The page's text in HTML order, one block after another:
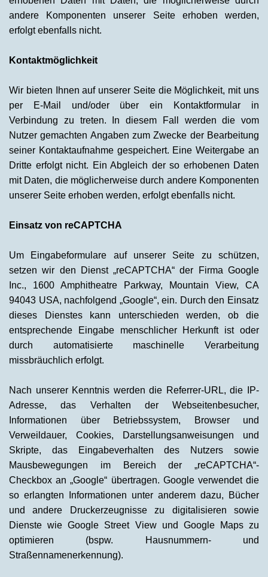
andere Komponenten unserer Seite erhoben werden,
erfolgt ebenfalls nicht.
Kontaktmöglichkeit
Wir bieten Ihnen auf unserer Seite die Möglichkeit, mit uns
per E-Mail und/oder über ein Kontaktformular in
Verbindung zu treten. In diesem Fall werden die vom
Nutzer gemachten Angaben zum Zwecke der Bearbeitung
seiner Kontaktaufnahme gespeichert. Eine Weitergabe an
Dritte erfolgt nicht. Ein Abgleich der so erhobenen Daten
mit Daten, die möglicherweise durch andere Komponenten
unserer Seite erhoben werden, erfolgt ebenfalls nicht.
Einsatz von reCAPTCHA
Um Eingabeformulare auf unserer Seite zu schützen,
setzen wir den Dienst „reCAPTCHA“ der Firma Google
Inc., 1600 Amphitheatre Parkway, Mountain View, CA
94043 USA, nachfolgend „Google“, ein. Durch den Einsatz
dieses Dienstes kann unterschieden werden, ob die
entsprechende Eingabe menschlicher Herkunft ist oder
durch automatisierte maschinelle Verarbeitung
missbräuchlich erfolgt.
Nach unserer Kenntnis werden die Referrer-URL, die IP-
Adresse, das Verhalten der Webseitenbesucher,
Informationen über Betriebssystem, Browser und
Verweildauer, Cookies, Darstellungsanweisungen und
Skripte, das Eingabeverhalten des Nutzers sowie
Mausbewegungen im Bereich der „reCAPTCHA“-
Checkbox an „Google“ übertragen. Google verwendet die
so erlangten Informationen unter anderem dazu, Bücher
und andere Druckerzeugnisse zu digitalisieren sowie
Dienste wie Google Street View und Google Maps zu
optimieren (bspw. Hausnummern- und
Straßennamenerkennung).